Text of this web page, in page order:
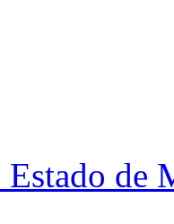
de